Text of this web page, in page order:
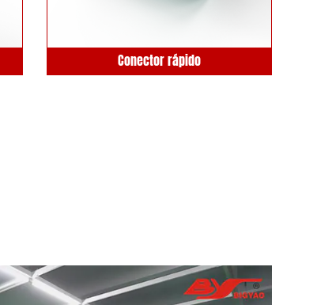
Conector rápido